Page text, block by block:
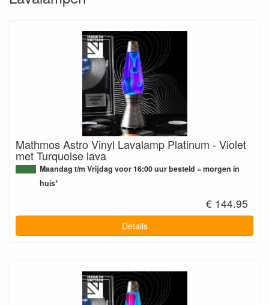
Mathmos Astro Vinyl Lavalamp Platinum - Violet
met Turquoise lava
Maandag t/m Vrijdag voor 16:00 uur besteld = morgen in
huis*
€ 144.95
Details